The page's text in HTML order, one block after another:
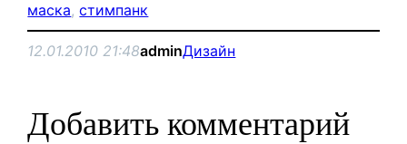
маска, стимпанк
12.01.2010 21:48adminДизайн
Добавить комментарий